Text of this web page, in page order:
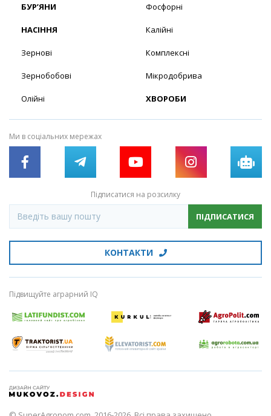
БУР’ЯНИ
НАСІННЯ
Зернові
Зернобобові
Олійні
Фосфорні
Калійні
Комплексні
Мікродобрива
ХВОРОБИ
Ми в соціальних мережах
Підписатися на розсилку
ПІДПИСАТИСЯ
КОНТАКТИ
Підвищуйте аграрний IQ